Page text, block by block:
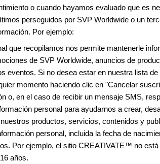
o cuando hayamos evaluado que es
perseguidos por SVP Worldwide o un
Por ejemplo:
que recopilamos nos permite mantenerle
de SVP Worldwide, anuncios de
eventos. Si no desea estar en nuestra lista
momento haciendo clic en "Cancelar
o, en el caso de recibir un mensaje SMS,
personal para ayudarnos a crear,
productos, servicios, contenidos y
personal, incluida la fecha de
Por ejemplo, el sitio CREATIVATE™ no está
años.